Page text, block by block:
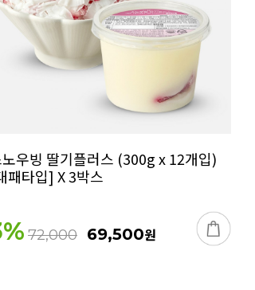
우빙 딸기플러스 (300g x 12개입)
패타입] X 3박스
% 72,000 69,500원